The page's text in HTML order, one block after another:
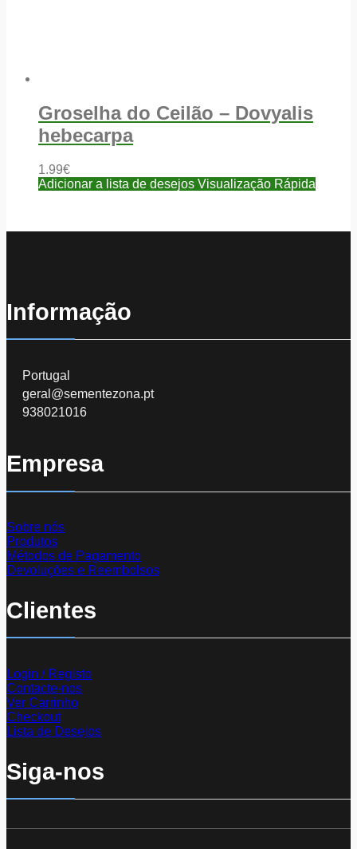
Groselha do Ceilão – Dovyalis
hebecarpa
1.99€
Adicionar a lista de desejos Visualização Rápida
Informação
Portugal
geral@sementezona.pt
938021016
Empresa
Sobre nós
Produtos
Métodos de Pagamento
Devoluções e Reembolsos
Clientes
Login / Registo
Contacte-nos
Ver Carrinho
Checkout
Lista de Desejos
Siga-nos